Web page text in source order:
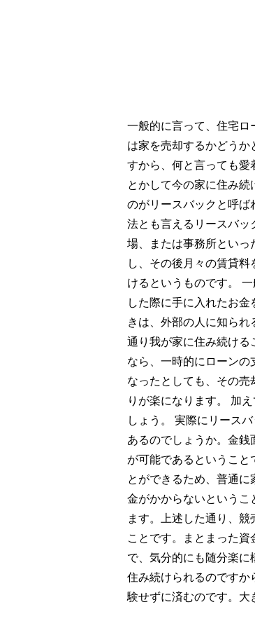
一般的に言って、住宅ロ
は家を売却するかどう
すから、何と言っても愛
とかして今の家に住み
のがリースバックと呼ば
法とも言えるリースバッ
場、または事務所といっ
し、その後月々の賃貸
けるというものです。
した際に手に入れたお
きは、外部の人に知ら
通り我が家に住み続ける
なら、一時的にローンの
なったとしても、その
りが楽になります。 加
しょう。 実際にリース
あるのでしょうか。金銭
が可能であるということ
とができるため、普通
金がかからないというこ
ます。上述した通り、
ことです。まとまった
で、気分的にも随分楽に
住み続けられるのですか
験せずに済むのです。大